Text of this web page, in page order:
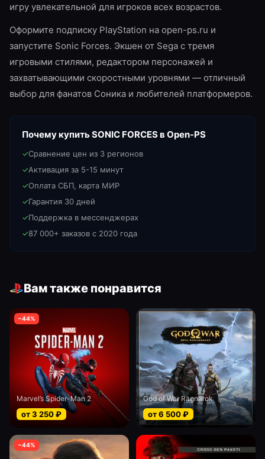
игру увлекательной для игроков всех возрастов.
Оформите подписку PlayStation на open-ps.ru и
запустите Sonic Forces. Экшен от Sega с тремя
игровыми стилями, редактором персонажей и
захватывающими скоростными уровнями — отличный
выбор для фанатов Соника и любителей платформеров.
Почему купитьSONIC FORCESв Open-PS
✓Сравнение цен из 3 регионов
✓Активация за 5-15 минут
✓Оплата СБП, карта МИР
✓Гарантия 30 дней
✓Поддержка в мессенджерах
✓87 000+ заказов с 2020 года
Вам также понравится
−44%
Marvel’s Spider-Man 2
от3 250₽
God of War Ragnarok
от6 500₽
−44%